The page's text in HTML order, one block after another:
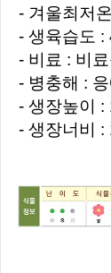
- 겨울최저
- 생육습도 :
- 비료 : 비
- 병충해 :
- 생장높이 :
- 생장너비 :